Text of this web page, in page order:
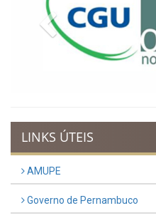
Previous
LINKS ÚTEIS
AMUPE
Governo de Pernambuco